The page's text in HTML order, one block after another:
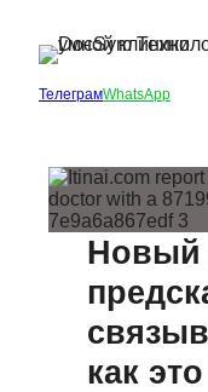
ТелеграмWhatsApp
Новый
как